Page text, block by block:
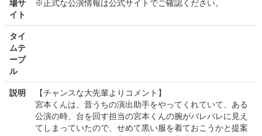
場サ
イト
※正式な公演情報は公式サイトでご確認ください。
タイ
ムテ
ーブ
ル
説明
【チャンスな大先輩よりコメント】
宮本くんは、昔うちの演出助手をやってくれていて、ある
公演の時、台を回す担当の宮本くんの腕がバレバレに見え
てしまっていたので、せめて黒い服を着ておこうかと提案